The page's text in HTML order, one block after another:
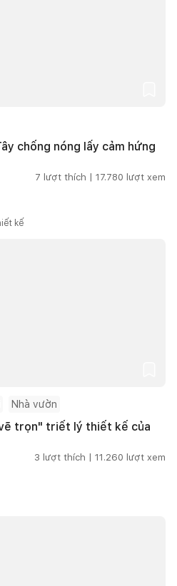
chống nóng lấy cảm hứng
7 lượt thích | 17.780 lượt xem
kế
Nhà vườn
trọn" triết lý thiết kế của
3 lượt thích | 11.260 lượt xem